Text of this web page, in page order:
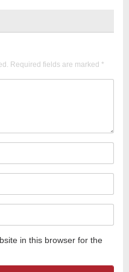
Required fields are marked *
in this browser for the